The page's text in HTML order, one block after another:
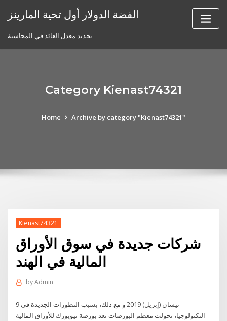
الفضة الدولار أول تحية المارينز
تحديد معدل العائد في المحاسبة
Category Kienast74321
Home Archive by category "Kienast74321"
Kienast74321
شركات جديدة في سوق الأوراق
المالية في الهند
byAdmin
9 نيسان (إبريل) 2019 و مع ذلك، بسبب التطورات الجديدة في
التكنولوجيا، تحولت معظم البورصات تعد بورصة نيويورك للأوراق المالية